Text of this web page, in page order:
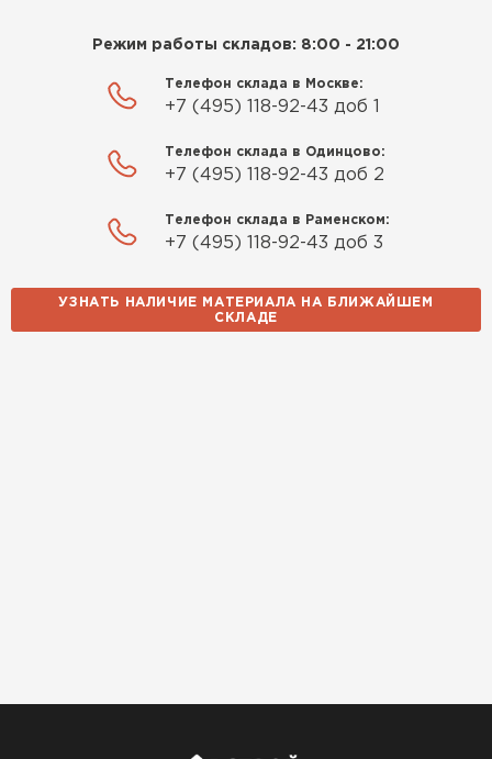
Режим работы складов: 8:00 - 21:00
Телефон склада в Москве:
+7 (495) 118-92-43 доб 1
Телефон склада в Одинцово:
+7 (495) 118-92-43 доб 2
Телефон склада в Раменском:
+7 (495) 118-92-43 доб 3
УЗНАТЬ НАЛИЧИЕ МАТЕРИАЛА НА БЛИЖАЙШЕМ
СКЛАДЕ